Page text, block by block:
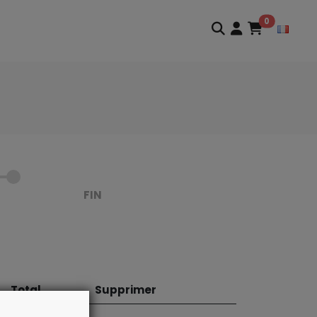
0
FIN
Total Supprimer